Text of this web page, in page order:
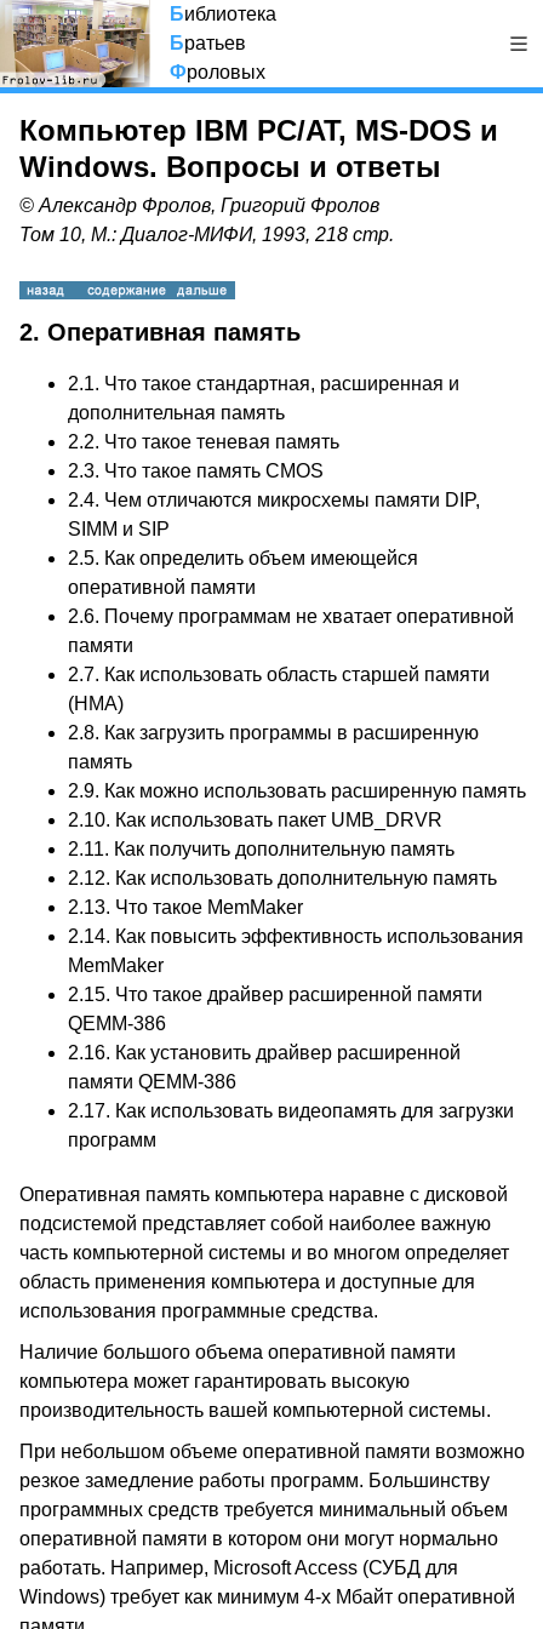
Библиотека
Братьев
Фроловых
Компьютер IBM PC/AT, MS-DOS и
Windows. Вопросы и ответы
© Александр Фролов, Григорий Фролов
Том 10, М.: Диалог-МИФИ, 1993, 218 стр.
2. Оперативная память
2.1. Что такое стандартная, расширенная и
дополнительная память
2.2. Что такое теневая память
2.3. Что такое память CMOS
2.4. Чем отличаются микросхемы памяти DIP,
SIMM и SIP
2.5. Как определить объем имеющейся
оперативной памяти
2.6. Почему программам не хватает оперативной
памяти
2.7. Как использовать область старшей памяти
(HMA)
2.8. Как загрузить программы в расширенную
память
2.9. Как можно использовать расширенную память
2.10. Как использовать пакет UMB_DRVR
2.11. Как получить дополнительную память
2.12. Как использовать дополнительную память
2.13. Что такое MemMaker
2.14. Как повысить эффективность использования
MemMaker
2.15. Что такое драйвер расширенной памяти
QEMM-386
2.16. Как установить драйвер расширенной
памяти QEMM-386
2.17. Как использовать видеопамять для загрузки
программ
Оперативная память компьютера наравне с дисковой
подсистемой представляет собой наиболее важную
часть компьютерной системы и во многом определяет
область применения компьютера и доступные для
использования программные средства.
Наличие большого объема оперативной памяти
компьютера может гарантировать высокую
производительность вашей компьютерной системы.
При небольшом объеме оперативной памяти возможно
резкое замедление работы программ. Большинству
программных средств требуется минимальный объем
оперативной памяти в котором они могут нормально
работать. Например, Microsoft Access (СУБД для
Windows) требует как минимум 4-х Мбайт оперативной